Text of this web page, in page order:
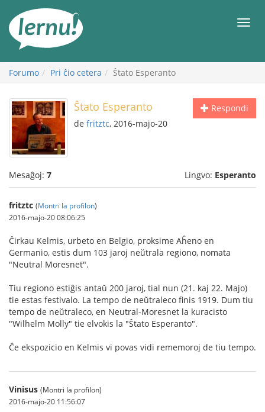
enhavo
Forumo Pri ĉio cetera Ŝtato Esperanto
Respondi
Ŝtato Esperanto
de fritztc, 2016-majo-20
Mesaĝoj: 7 Lingvo: Esperanto
fritztc (Montri la profilon)
2016-majo-20 08:06:25
Ĉirkau Kelmis, urbeto en Belgio, proksime Aĥeno en
Germanio, estis dum 103 jaroj neŭtrala regiono, nomata
"Neutral Moresnet".
Tiu regiono estiĝis antaŭ 200 jaroj, tial nun (21. kaj 22. Majo)
tie estas festivalo. La tempo de neŭtraleco finis 1919. Dum tiu
tempo de neŭtraleco, en Neutral-Moresnet la kuracisto
"Wilhelm Molly" tie elvokis la "Ŝtato Esperanto".
Ĉe ekspozicio en Kelmis vi povas vidi rememoroj de tiu tempo.
Vinisus (Montri la profilon)
2016-majo-20 11:56:07